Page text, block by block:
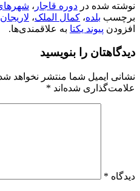
نوشته شده در دوره قاجار ،
برچسب بلده، کمال الملک، لاریجان
افزودن پیوند یکتا به علاقمندی‌ها.
دیدگاهتان را بنویسید
نشانی ایمیل شما منتشر نخواهد
علامت‌گذاری شده‌اند *
دیدگاه *